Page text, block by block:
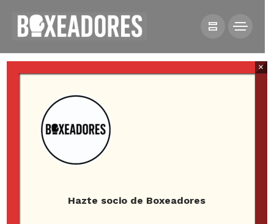
bolivarianos de la juventud
Hazte socio de Boxeadores
×